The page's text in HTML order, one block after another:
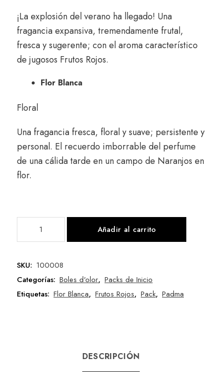
¡La explosión del verano ha llegado! Una
fragancia expansiva, tremendamente frutal,
fresca y sugerente; con el aroma característico
de jugosos Frutos Rojos.
Flor Blanca
Floral
Una fragancia fresca, floral y suave; persistente y
personal. El recuerdo imborrable del perfume
de una cálida tarde en un campo de Naranjos en
flor.
Añadir al carrito
SKU: 100008
Categorías: Boles d'olor, Packs de Inicio
Etiquetas: Flor Blanca, Frutos Rojos, Pack, Padma
DESCRIPCIÓN